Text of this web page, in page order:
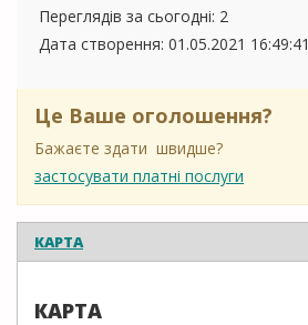
Переглядів за сьогодні: 2
Дата створення: 01.05.2021 16:49:41
Це Ваше оголошення?
Бажаєте здати швидше?
застосувати платні послуги
КАРТА
КАРТА